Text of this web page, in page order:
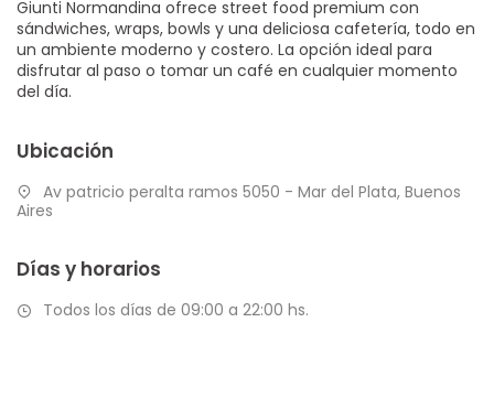
Giunti Normandina ofrece street food premium con
sándwiches, wraps, bowls y una deliciosa cafetería, todo en
un ambiente moderno y costero. La opción ideal para
disfrutar al paso o tomar un café en cualquier momento
del día.
Ubicación
Av patricio peralta ramos 5050 - Mar del Plata, Buenos
Aires
Días y horarios
Todos los días de 09:00 a 22:00 hs.